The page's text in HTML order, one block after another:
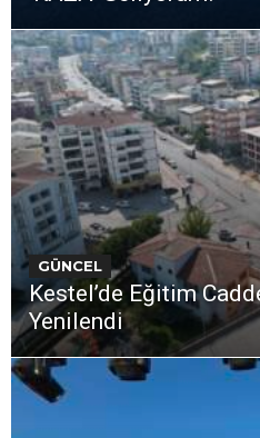
GÜNCEL
Kestel’de Eğitim
Yenilendi